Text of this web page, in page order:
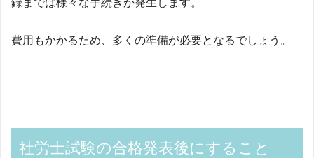
録までは様々な手続きが発生します。
費用もかかるため、多くの準備が必要となるでしょう。
社労士試験の合格発表後にすること